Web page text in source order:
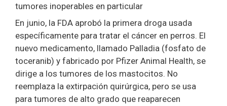
tumores inoperables en particular
En junio, la FDA aprobó la primera droga usada
específicamente para tratar el cáncer en perros. El
nuevo medicamento, llamado Palladia (fosfato de
toceranib) y fabricado por Pfizer Animal Health, se
dirige a los tumores de los mastocitos. No
reemplaza la extirpación quirúrgica, pero se usa
para tumores de alto grado que reaparecen